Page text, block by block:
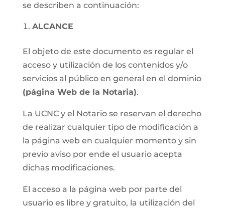
se describen a continuación:
ALCANCE
El objeto de este documento es regular el
acceso y utilización de los contenidos y/o
servicios al público en general en el dominio
(página Web de la Notaria).
La UCNC y el Notario se reservan el derecho
de realizar cualquier tipo de modificación a
la página web en cualquier momento y sin
previo aviso por ende el usuario acepta
dichas modificaciones.
El acceso a la página web por parte del
usuario es libre y gratuito, la utilización del